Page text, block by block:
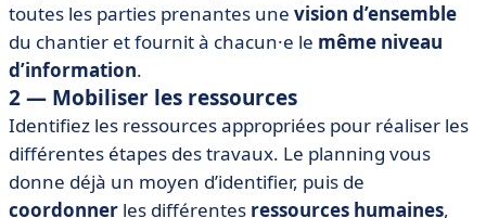
toutes les parties prenantes une vision d’ensemble
du chantier et fournit à chacun·e le même niveau
d’information.
2 — Mobiliser les ressources
Identifiez les ressources appropriées pour réaliser les
différentes étapes des travaux. Le planning vous
donne déjà un moyen d’identifier, puis de
coordonner les différentes ressources humaines,